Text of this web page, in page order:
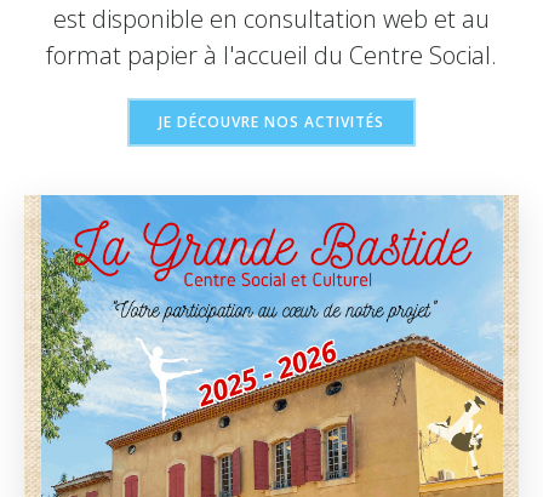
est disponible en consultation web et au
format papier à l'accueil du Centre Social.
JE DÉCOUVRE NOS ACTIVITÉS